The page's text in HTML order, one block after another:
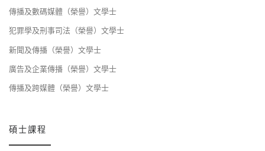
傳播及數碼媒體（榮譽）文學士
犯罪學及刑事司法（榮譽）文學士
新聞及傳播（榮譽）文學士
廣告及企業傳播（榮譽）文學士
傳播及跨媒體（榮譽）文學士
碩士課程